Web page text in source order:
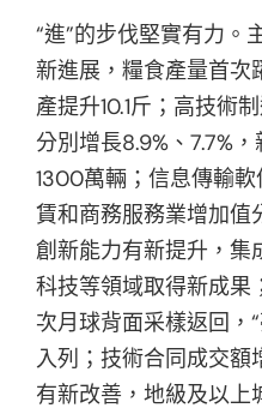
“進”的步伐堅實有力。
新進展，糧食產量首次
產提升10.1斤；高技術
分別增長8.9%、7.7%
1300萬輛；信息傳輸
賃和商務服務業增加值
創新能力有新提升，集
科技等領域取得新成果
次月球背面采樣返回，
入列；技術合同成交額
有新改善，地級及以上